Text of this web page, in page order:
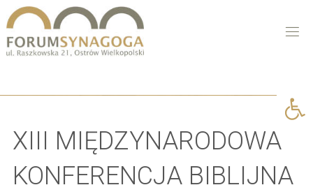
XIII MIĘDZYNARODOWA
KONFERENCJA BIBLIJNA